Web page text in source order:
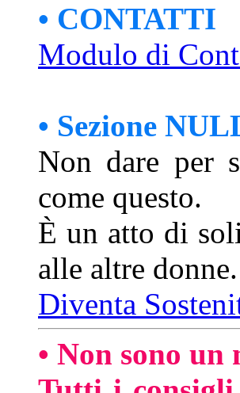
• CONTATTI
Modulo di
• Sezione
Non dare per
come questo.
È un atto di
alle altre donne.
Diventa
• Non sono un